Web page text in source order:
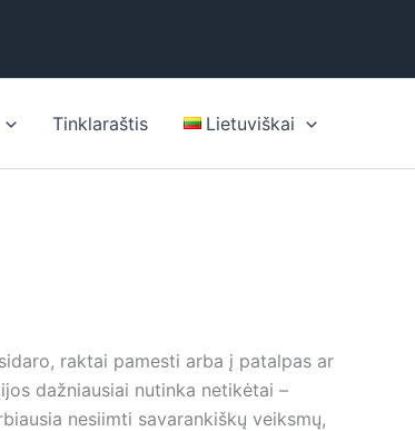
Tinklaraštis Lietuviškai
raktai pamesti arba į patalpas ar
dažniausiai nutinka netikėtai –
nesiimti savarankiškų veiksmų,